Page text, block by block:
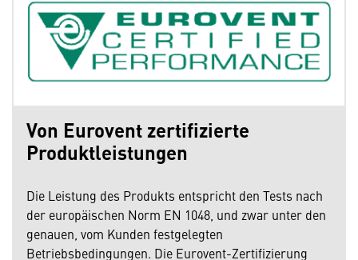
Von Eurovent zertifizierte
Produktleistungen
Die Leistung des Produkts entspricht den Tests nach
der europäischen Norm EN 1048, und zwar unter den
genauen, vom Kunden festgelegten
Betriebsbedingungen. Die Eurovent-Zertifizierung